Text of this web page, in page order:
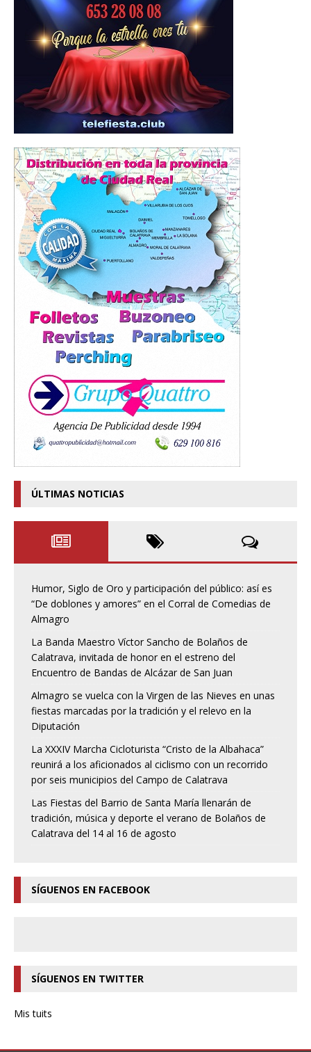
ÚLTIMAS NOTICIAS
Humor, Siglo de Oro y participación del público: así es
“De doblones y amores” en el Corral de Comedias de
Almagro
La Banda Maestro Víctor Sancho de Bolaños de
Calatrava, invitada de honor en el estreno del
Encuentro de Bandas de Alcázar de San Juan
Almagro se vuelca con la Virgen de las Nieves en unas
fiestas marcadas por la tradición y el relevo en la
Diputación
La XXXIV Marcha Cicloturista “Cristo de la Albahaca”
reunirá a los aficionados al ciclismo con un recorrido
por seis municipios del Campo de Calatrava
Las Fiestas del Barrio de Santa María llenarán de
tradición, música y deporte el verano de Bolaños de
Calatrava del 14 al 16 de agosto
SÍGUENOS EN FACEBOOK
SÍGUENOS EN TWITTER
Mis tuits